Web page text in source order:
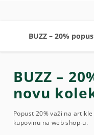
BUZZ – 20%
BUZZ –
novu
Popust 20% važi na
kupovinu na web shop-u.